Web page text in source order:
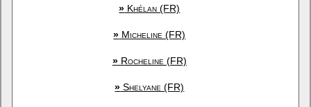
» Khélan (FR)
» Micheline (FR)
»Rocheline (FR)
» Shelyane (FR)